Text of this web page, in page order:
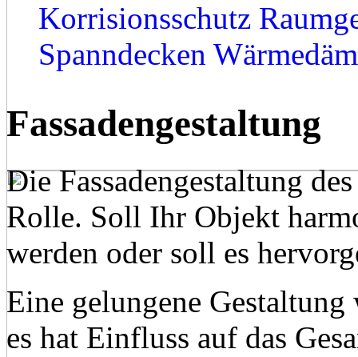
Korrisionsschutz
Spanndecken
Fassadengestaltung
Die Fassadengestaltung
Rolle. Soll Ihr Objekt
werden oder soll es
Eine gelungene
es hat Einfluss auf das